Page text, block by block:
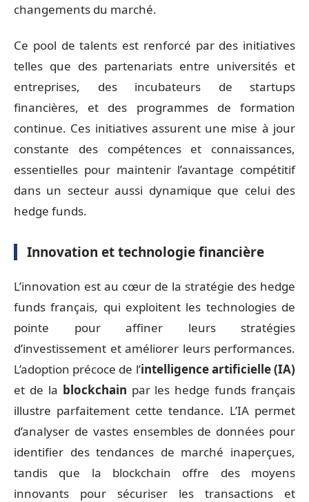
changements du marché.
Ce pool de talents est renforcé par des initiatives
telles que des partenariats entre universités et
entreprises, des incubateurs de startups
financières, et des programmes de formation
continue. Ces initiatives assurent une mise à jour
constante des compétences et connaissances,
essentielles pour maintenir l’avantage compétitif
dans un secteur aussi dynamique que celui des
hedge funds.
Innovation et technologie financière
L’innovation est au cœur de la stratégie des hedge
funds français, qui exploitent les technologies de
pointe pour affiner leurs stratégies
d’investissement et améliorer leurs performances.
L’adoption précoce de l’intelligence artificielle (IA)
et de la blockchain par les hedge funds français
illustre parfaitement cette tendance. L’IA permet
d’analyser de vastes ensembles de données pour
identifier des tendances de marché inaperçues,
tandis que la blockchain offre des moyens
innovants pour sécuriser les transactions et